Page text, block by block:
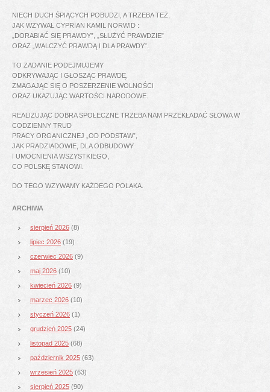
NIECH DUCH ŚPIĄCYCH POBUDZI, A TRZEBA TEŻ,
JAK WZYWAŁ CYPRIAN KAMIL NORWID :
„DORABIAĆ SIĘ PRAWDY”, „SŁUŻYĆ PRAWDZIE”
ORAZ „WALCZYĆ PRAWDĄ I DLA PRAWDY”.
TO ZADANIE PODEJMUJEMY
ODKRYWAJĄC I GŁOSZĄC PRAWDĘ,
ZMAGAJĄC SIĘ O POSZERZENIE WOLNOŚCI
ORAZ UKAZUJĄC WARTOŚCI NARODOWE.
REALIZUJĄC DOBRA SPOŁECZNE TRZEBA NAM PRZEKŁADAĆ SŁOWA W
CODZIENNY TRUD
PRACY ORGANICZNEJ „OD PODSTAW”,
JAK PRADZIADOWIE, DLA ODBUDOWY
I UMOCNIENIA WSZYSTKIEGO,
CO POLSKĘ STANOWI.
DO TEGO WZYWAMY KAŻDEGO POLAKA.
ARCHIWA
sierpień 2026 (8)
lipiec 2026 (19)
czerwiec 2026 (9)
maj 2026 (10)
kwiecień 2026 (9)
marzec 2026 (10)
styczeń 2026 (1)
grudzień 2025 (24)
listopad 2025 (68)
październik 2025 (63)
wrzesień 2025 (63)
sierpień 2025 (90)